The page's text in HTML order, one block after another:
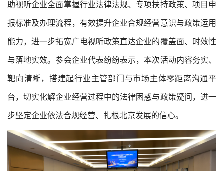
助视听企业全面掌握行业法律法规、专项扶持政策、项目申
报标准及办理流程，有效提升企业合规经营意识与政策运用
能力，进一步拓宽广电视听政策直达企业的覆盖面、时效性
与落地实效。参会企业代表纷纷表示，本次活动内容务实、
靶向清晰，搭建起行业主管部门与市场主体零距离沟通平
台，切实化解企业经营过程中的法律困惑与政策疑问，进一
步坚定企业依法合规经营、扎根北京发展的信心。